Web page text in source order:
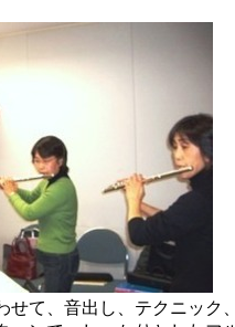
て、音出し、テクニック